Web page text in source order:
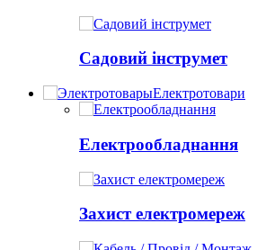
Садовий інструмет
Електротовари
Електрообладнання
Захист електромереж